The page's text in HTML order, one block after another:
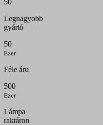
Legnagyobb
gyártó
50
Ezer
Féle áru
500
Ezer
Lámpa
raktáron